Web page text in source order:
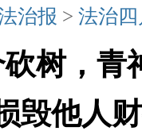
治报 > 法治
树，青
毁他人